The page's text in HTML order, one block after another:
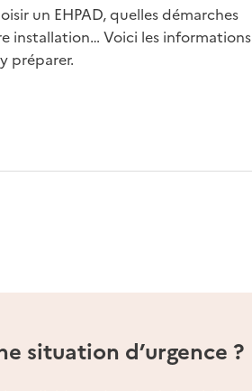
un EHPAD, quelles démarches
installation… Voici les informations
préparer.
situation d’urgence ?